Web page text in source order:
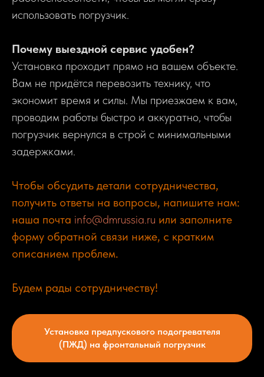
использовать погрузчик.
Почему выездной сервис удобен?
Установка проходит прямо на вашем объекте.
Вам не придётся перевозить технику, что
экономит время и силы. Мы приезжаем к вам,
проводим работы быстро и аккуратно, чтобы
погрузчик вернулся в строй с минимальными
задержками.
Чтобы обсудить детали сотрудничества,
получить ответы на вопросы, напишите нам:
наша почта info@dmrussia.ru или заполните
форму обратной связи ниже, с кратким
описанием проблем.
Будем рады сотрудничеству!
Установка предпускового подогревателя
(ПЖД) на фронтальный погрузчик